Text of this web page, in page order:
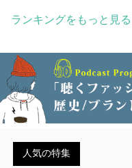
ランキングをもっと見る
人気の特集